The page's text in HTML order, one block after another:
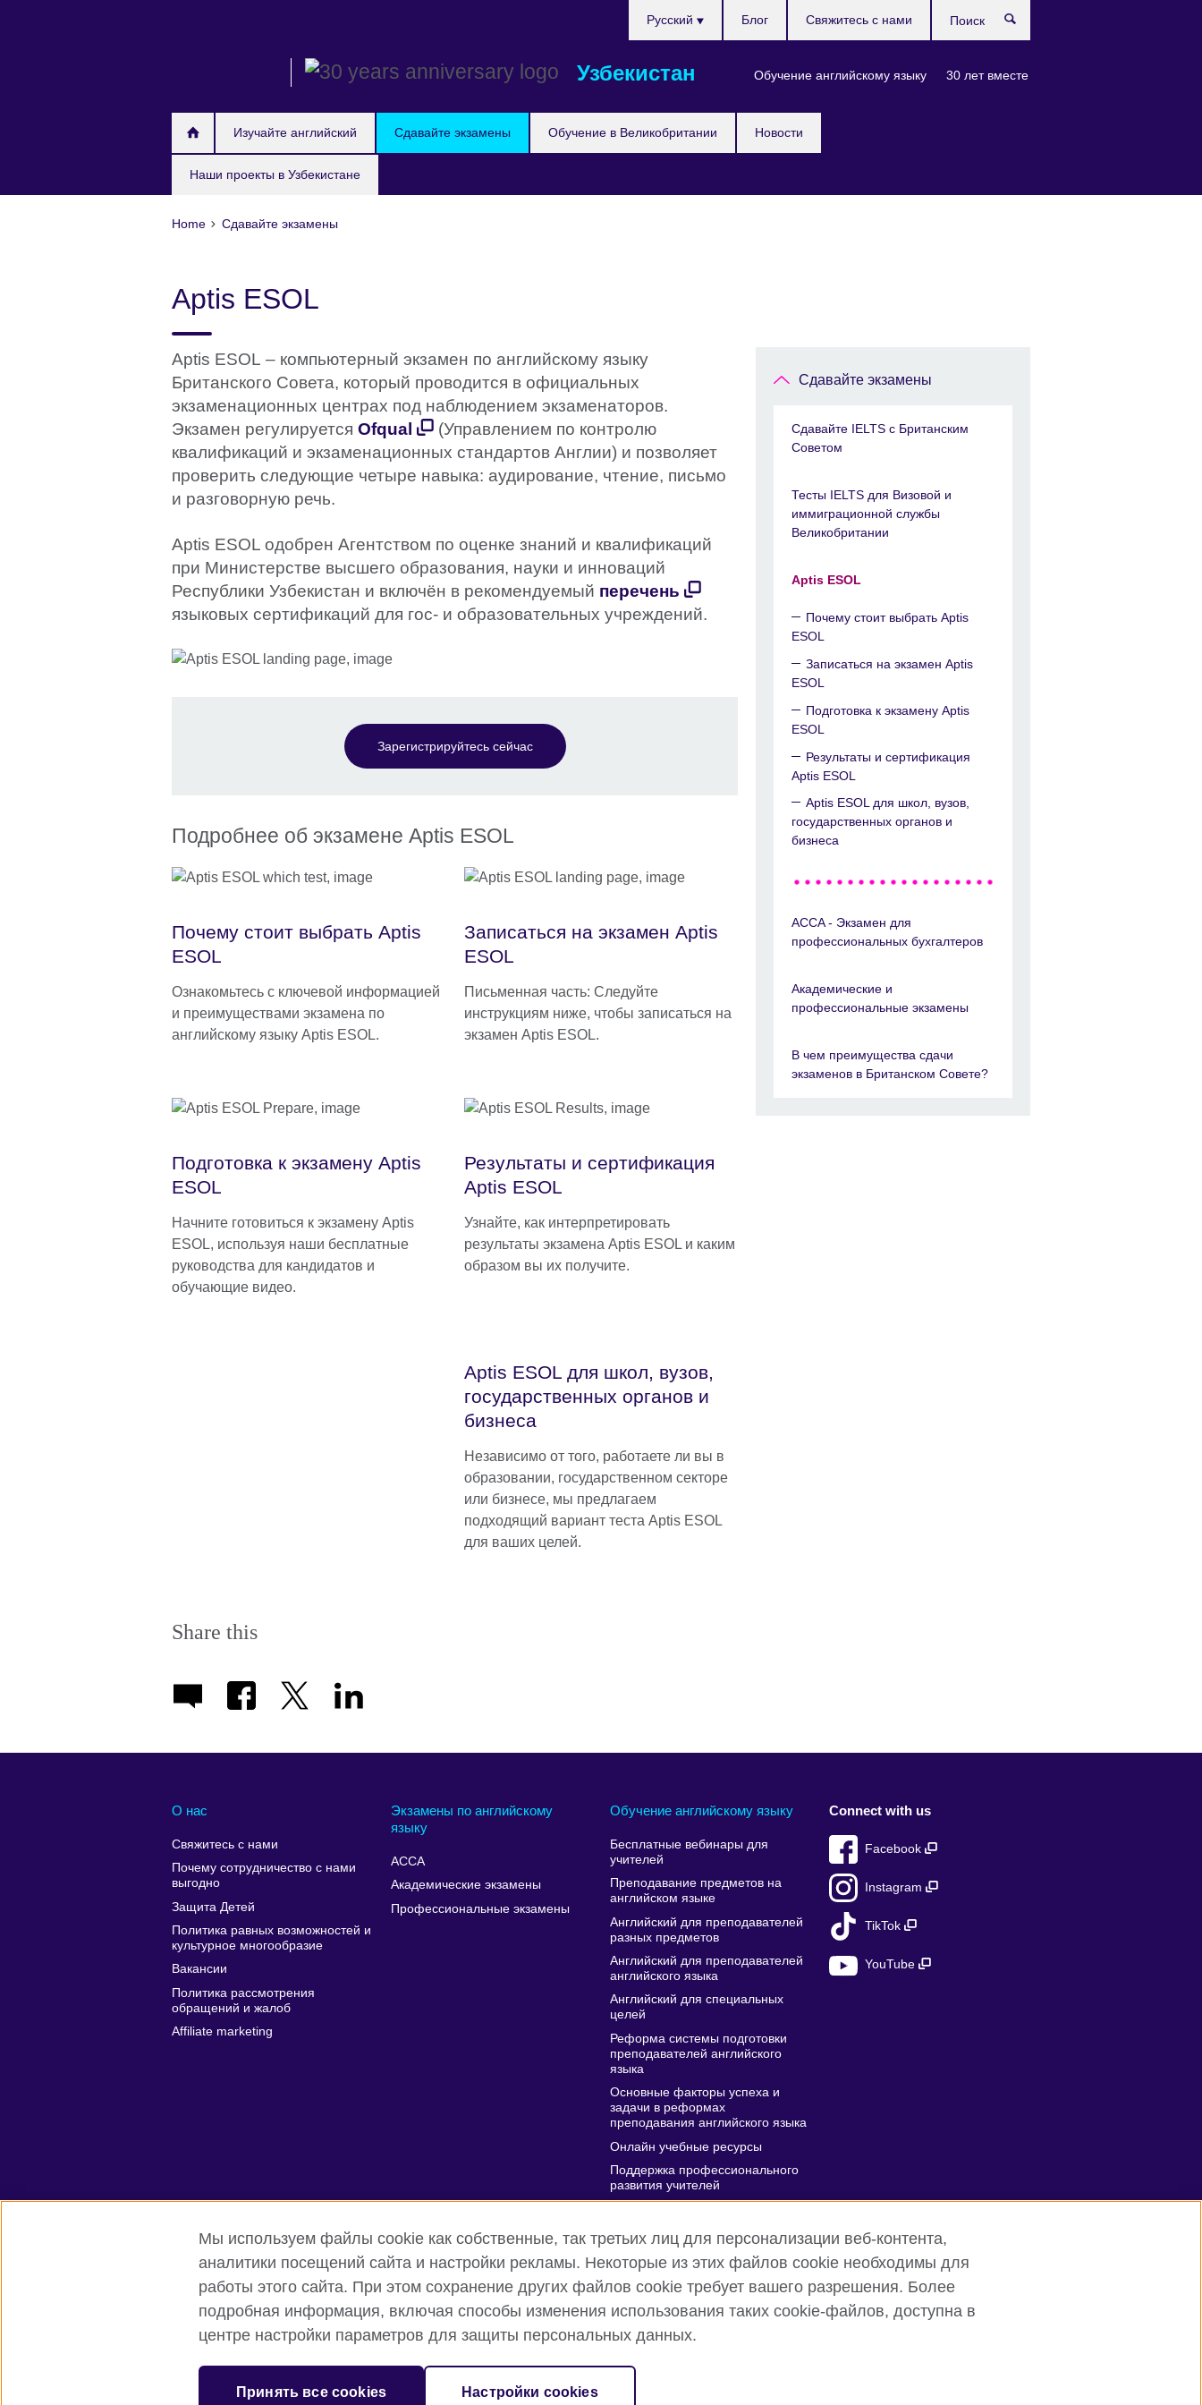
Узбекистан
Изучайте английский Сдавайте экзамены Обучение в Великобритании Новости
Наши проекты в Узбекистане
your
Pусский
Обучение английскому языку 30 лет вместе
Блог Свяжитесь с нами
Home Сдавайте экзамены
Aptis ESOL
Aptis ESOL – компьютерный экзамен по английскому языку
Британского Совета, который проводится в официальных
экзаменационных центрах под наблюдением экзаменаторов.
Экзамен регулируется Ofqual
(Управлением по контролю
квалификаций и экзаменационных стандартов Англии) и позволяет
проверить следующие четыре навыка: аудирование, чтение, письмо
и разговорную речь.
Aptis ESOL одобрен Агентством по оценке знаний и квалификаций
при Министерстве высшего образования, науки и инноваций
Республики Узбекистан и включён в рекомендуемый перечень
языковых сертификаций для гос- и образовательных учреждений.
Зарегистрируйтесь сейчас
Подробнее об экзамене Aptis ESOL
Почему стоит выбрать Aptis
ESOL
Ознакомьтесь с ключевой информацией
и преимуществами экзамена по
английскому языку Aptis ESOL.
Записаться на экзамен Aptis
ESOL
Письменная часть: Следуйте
инструкциям ниже, чтобы записаться на
экзамен Aptis ESOL.
Подготовка к экзамену Aptis
ESOL
Начните готовиться к экзамену Aptis
ESOL, используя наши бесплатные
руководства для кандидатов и
обучающие видео.
Результаты и сертификация
Aptis ESOL
Узнайте, как интерпретировать
результаты экзамена Aptis ESOL и каким
образом вы их получите.
Aptis ESOL для школ, вузов,
государственных органов и
бизнеса
Независимо от того, работаете ли вы в
образовании, государственном секторе
или бизнесе, мы предлагаем
подходящий вариант теста Aptis ESOL
для ваших целей.
Share this
Сдавайте экзамены
Сдавайте IELTS с Британским
Советом
Тесты IELTS для Визовой и
иммиграционной службы
Великобритании
Aptis ESOL
Почему стоит выбрать Aptis
ESOL
Записаться на экзамен Aptis
ESOL
Подготовка к экзамену Aptis
ESOL
Результаты и сертификация
Aptis ESOL
Aptis ESOL для школ, вузов,
государственных органов и
бизнеса
ACCA - Экзамен для
профессиональных бухгалтеров
Академические и
профессиональные экзамены
В чем преимущества сдачи
экзаменов в Британском Совете?
О нас
Свяжитесь с нами
Почему сотрудничество с нами
выгодно
Защита Детей
Политика равных возможностей и
культурное многообразие
Вакансии
Политика рассмотрения
обращений и жалоб
Affiliate marketing
Экзамены по английскому
языку
ACCA
Академические экзамены
Профессиональные экзамены
Обучение английскому языку
Бесплатные вебинары для
учителей
Преподавание предметов на
английском языке
Английский для преподавателей
разных предметов
Английский для преподавателей
английского языка
Английский для специальных
целей
Реформа системы подготовки
преподавателей английского
языка
Основные факторы успеха и
задачи в реформах
преподавания английского языка
Онлайн учебные ресурсы
Поддержка профессионального
развития учителей
Connect with us
Facebook
Instagram
TikTok
YouTube
Британский Совет Глобальный вебсайт Правила использования и конфиденциальности Cookies Sitemap
Международная организация Соединенного Королевства по развитию культурных отношений и созданию образовательных возможностей.
Зарегистрирован как благотворительная организация 209131 (в Англии и Уэльсе) SC037733 (в Шотландии)
Мы используем файлы cookie как собственные, так третьих лиц для персонализации веб-контента,
аналитики посещений сайта и настройки рекламы. Некоторые из этих файлов cookie необходимы для
работы этого сайта. При этом сохранение других файлов cookie требует вашего разрешения. Более
подробная информация, включая способы изменения использования таких cookie-файлов, доступна в
центре настройки параметров для защиты персональных данных.
Принять все cookies Настройки cookies